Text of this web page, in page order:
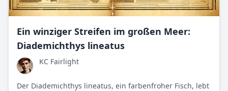
Ein winziger Streifen im großen Meer:
Diademichthys lineatus
KC Fairlight
Der Diademichthys lineatus, ein farbenfroher Fisch, lebt